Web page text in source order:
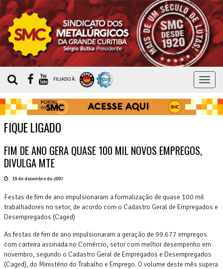
MENU
FILIADO À:
FIQUE LIGADO
FIM DE ANO GERA QUASE 100 MIL NOVOS EMPREGOS,
DIVULGA MTE
19 de dezembro de 2007
Festas de fim de ano impulsionaram a formalização de quase 100 mil
trabalhadores no setor, de acordo com o Cadastro Geral de Empregados e
Desempregados (Caged)
As festas de fim de ano impulsionaram a geração de 99.677 empregos
com carteira assinada no Comércio, setor com melhor desempenho em
novembro, segundo o Cadastro Geral de Empregados e Desempregados
(Caged), do Ministério do Trabalho e Emprego. O volume deste mês supera